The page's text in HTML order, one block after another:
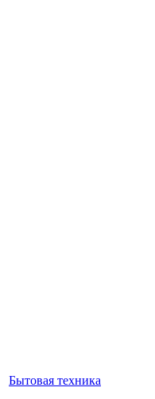
Бытовая техника